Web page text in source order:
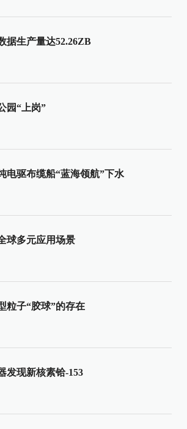
据生产量达52.26ZB
园“上岗”
电驱布缆船“蓝海领航”下水
球多元应用场景
粒子“胶球”的存在
发现新核素铪-153